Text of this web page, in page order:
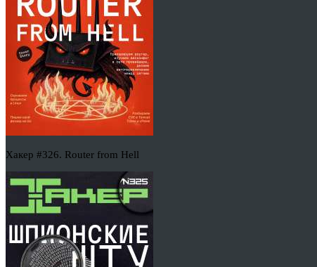
Хакер #326. Router from Hell